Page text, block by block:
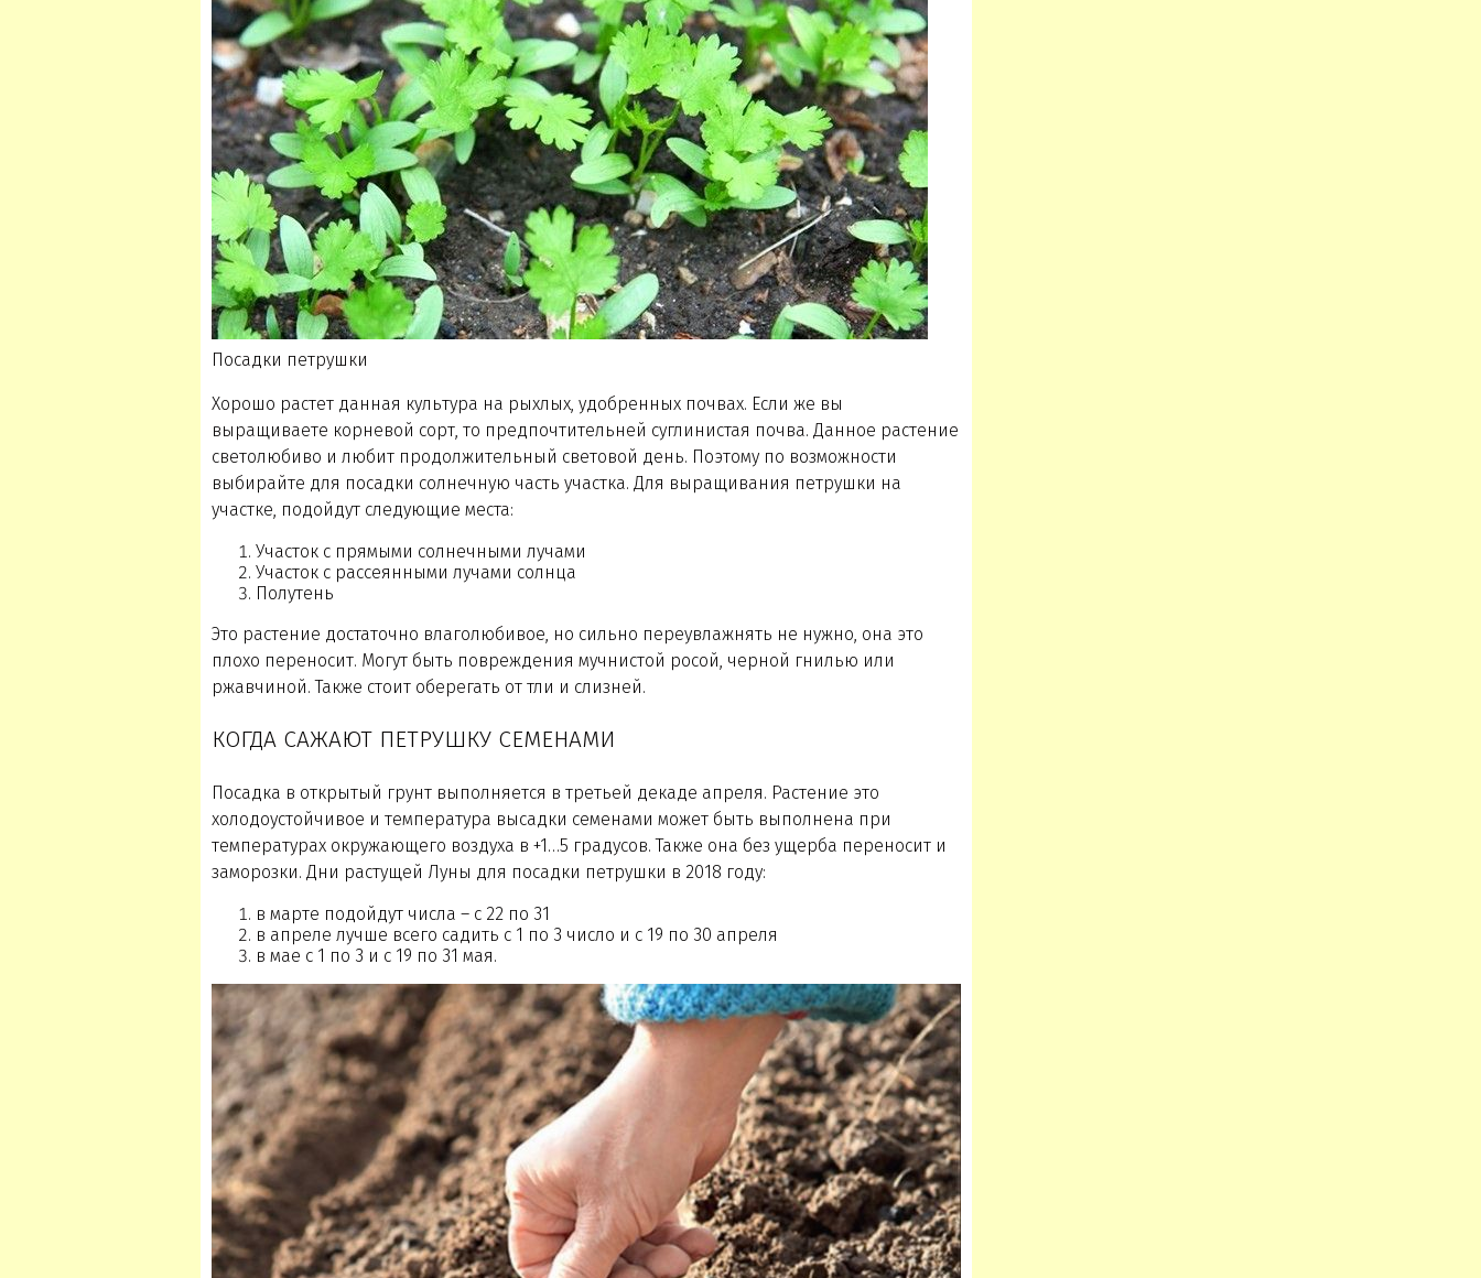
Посадки петрушки
Хорошо растет данная культура на рыхлых, удобренных почвах. Если же вы
выращиваете корневой сорт, то предпочтительней суглинистая почва. Данное растение
светолюбиво и любит продолжительный световой день. Поэтому по возможности
выбирайте для посадки солнечную часть участка. Для выращивания петрушки на
участке, подойдут следующие места:
Участок с прямыми солнечными лучами
Участок с рассеянными лучами солнца
Полутень
Это растение достаточно влаголюбивое, но сильно переувлажнять не нужно, она это
плохо переносит. Могут быть повреждения мучнистой росой, черной гнилью или
ржавчиной. Также стоит оберегать от тли и слизней.
КОГДА САЖАЮТ ПЕТРУШКУ СЕМЕНАМИ
Посадка в открытый грунт выполняется в третьей декаде апреля. Растение это
холодоустойчивое и температура высадки семенами может быть выполнена при
температурах окружающего воздуха в +1…5 градусов. Также она без ущерба переносит и
заморозки. Дни растущей Луны для посадки петрушки в 2018 году:
в марте подойдут числа – с 22 по 31
в апреле лучше всего садить с 1 по 3 число и с 19 по 30 апреля
в мае с 1 по 3 и с 19 по 31 мая.